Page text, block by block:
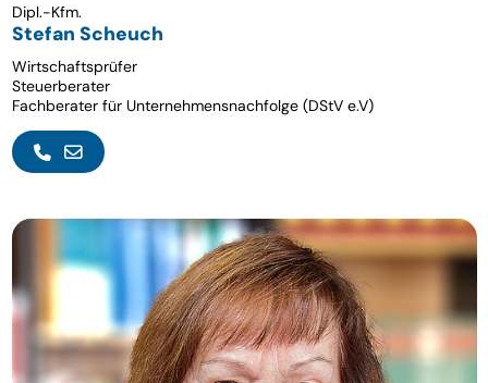
Dipl.-Kfm.
Stefan Scheuch
Wirtschaftsprüfer
Steuerberater
Fachberater für Unternehmensnachfolge (DStV e.V)